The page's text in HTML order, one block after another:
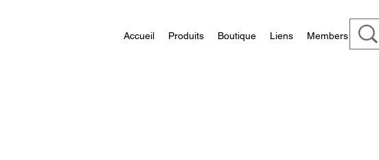
Accueil Produits Boutique Liens Members